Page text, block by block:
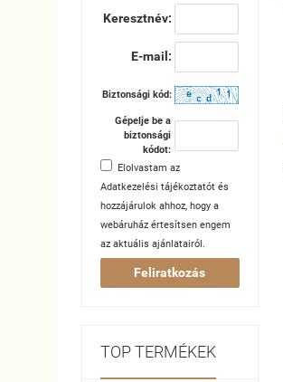
Keresztnév:
E-mail:
Biztonsági kód:
Gépelje be a
biztonsági
kódot:
Elolvastam az
Adatkezelési tájékoztatót és
hozzájárulok ahhoz, hogy a
webáruház értesítsen engem
az aktuális ajánlatairól.
Feliratkozás
TOP TERMÉKEK